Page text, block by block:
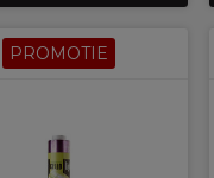
PROMOTIE